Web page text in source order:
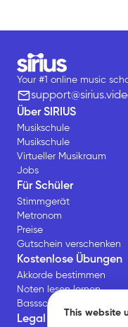
This website
Your #1 online music
Über SIRIUS
Musikschule
Musikschule
Virtueller Musikraum
Jobs
Für Schüler
Stimmgerät
Metronom
Preise
Gutschein verschenken
Kostenlose Übungen
Akkorde bestimmen
Noten lesen lernen
Bassschlüssel Übungen
Legal